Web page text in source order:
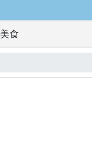
美食